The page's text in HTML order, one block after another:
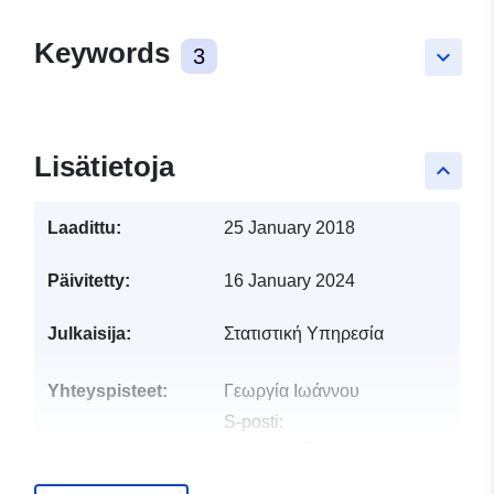
keyboard_arrow_down
Keywords 3
keyboard_arrow_up
Lisätietoja
Laadittu: 25 January 2018
Päivitetty: 16 January 2024
Julkaisija: Στατιστική Υπηρεσία
Yhteyspisteet:
Γεωργία Ιωάννου
S-posti: